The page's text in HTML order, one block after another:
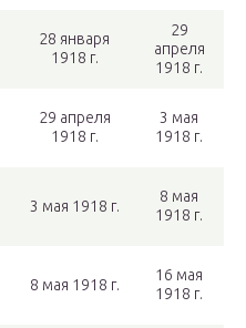
28 января
1918 г.
29
апреля
1918 г.
29 апреля
1918 г.
3 мая
1918 г.
3 мая 1918 г.
8 мая
1918 г.
8 мая 1918 г.
16 мая
1918 г.